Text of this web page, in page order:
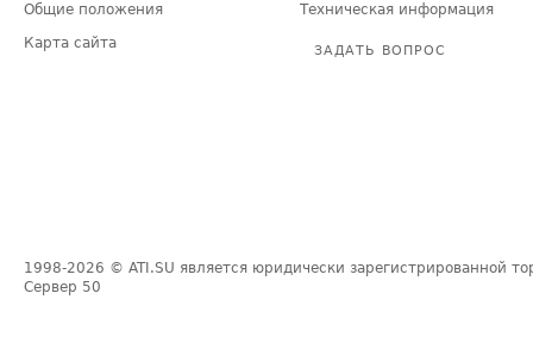
Общие положения
Карта сайта
Техническая информация
ЗАДАТЬ ВОПРОС
1998-2026 © ATI.SU является юридически зарегистрированной
Сервер 50